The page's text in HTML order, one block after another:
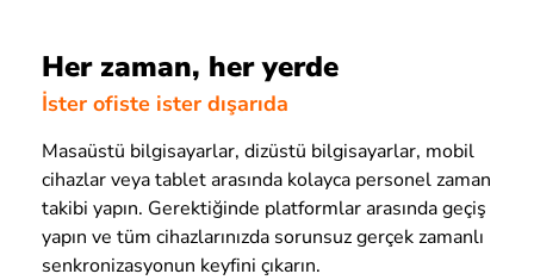
Her zaman, her yerde
İster ofiste ister dışarıda
Masaüstü bilgisayarlar, dizüstü bilgisayarlar, mobil
cihazlar veya tablet arasında kolayca personel zaman
takibi yapın. Gerektiğinde platformlar arasında geçiş
yapın ve tüm cihazlarınızda sorunsuz gerçek zamanlı
senkronizasyonun keyfini çıkarın.